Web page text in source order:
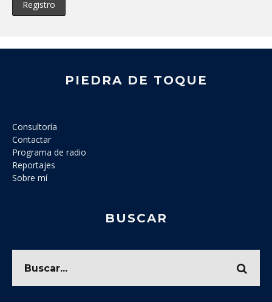
PIEDRA DE TOQUE
Consultoría
Contactar
Programa de radio
Reportajes
Sobre mí
BUSCAR